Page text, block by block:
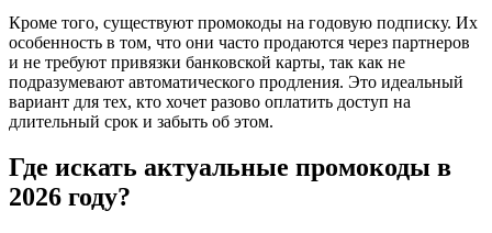
Кроме того, существуют промокоды на годовую подписку. Их
особенность в том, что они часто продаются через партнеров
и не требуют привязки банковской карты, так как не
подразумевают автоматического продления. Это идеальный
вариант для тех, кто хочет разово оплатить доступ на
длительный срок и забыть об этом.
Где искать актуальные промокоды в
2026 году?